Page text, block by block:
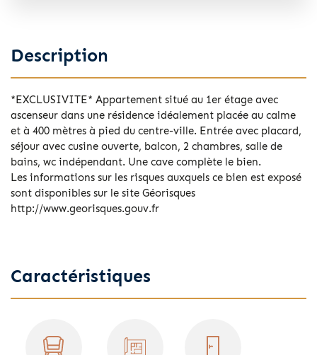
Description
*EXCLUSIVITE* Appartement situé au 1er étage avec
ascenseur dans une résidence idéalement placée au calme
et à 400 mètres à pied du centre-ville. Entrée avec placard,
séjour avec cusine ouverte, balcon, 2 chambres, salle de
bains, wc indépendant. Une cave complète le bien.
Les informations sur les risques auxquels ce bien est exposé
sont disponibles sur le site Géorisques
http://www.georisques.gouv.fr
Caractéristiques